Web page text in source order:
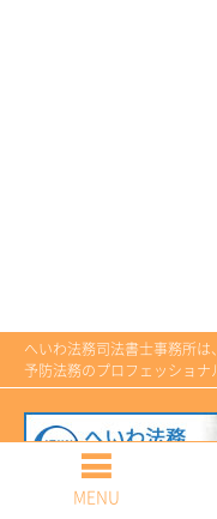
へいわ法務司法書士事務所
予防法務のプロフェッショナ
MENU